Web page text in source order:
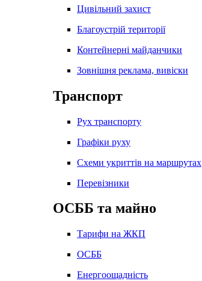
Цивільний захист
Благоустрій території
Контейнерні майданчики
Зовнішня реклама, вивіски
Транспорт
Рух транспорту
Графіки руху
Схеми укриттів на маршрутах
Перевізники
ОСББ та майно
Тарифи на ЖКП
ОСББ
Енергоощадність